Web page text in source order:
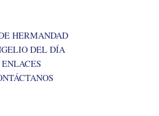
HERMANDAD
DEL DÍA
ENLACES